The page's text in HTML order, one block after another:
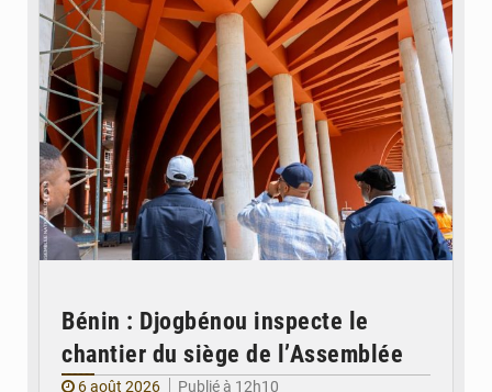
Bénin : Djogbénou inspecte le
chantier du siège de l’Assemblée
6 août 2026
Publié à 12h10